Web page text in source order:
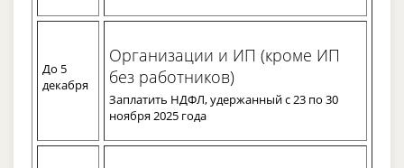
До 5
декабря
Организации и ИП (кроме ИП
без работников)
Заплатить НДФЛ, удержанный с 23 по 30
ноября 2025 года